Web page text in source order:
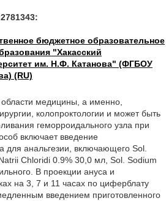
бюджетное образовательное
"Хакасский
им. Н.Ф. Катанова" (ФГБОУ
(RU)
области медицины, а именно,
колопроктологии и может быть
геморроидального узла при
включает введение
для анальгезии, включающего Sol.
Chloridi 0.9% 30,0 мл, Sol. Sodium
В проекции ануса и
на 3, 7 и 11 часах по циферблату
введением приготовленного